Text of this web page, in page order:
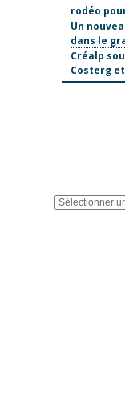
rodéo
Un
dans le
Créalp
Costerg